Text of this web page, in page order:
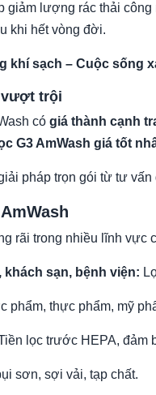
giảm lượng rác thải công
khi hết vòng đời.
khí sạch – Cuộc sống
vượt trội
có giá thành cạnh
G3 AmWash giá tốt
pháp trọn gói từ tư vấn
rãi trong nhiều lĩnh vực
sạn, bệnh viện:
phẩm, thực phẩm, mỹ
lọc trước HEPA, đảm
sơn, sợi vải, tạp chất.